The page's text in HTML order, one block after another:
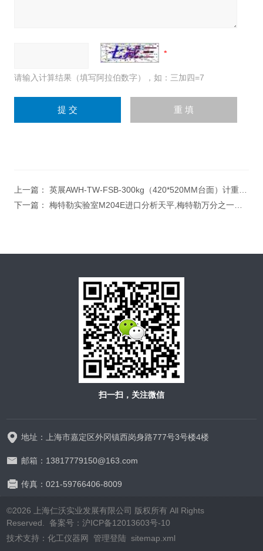
请输入计算结果（填写阿拉伯数字），如：三加四=7
上一篇： 英展AWH-TW-FSB-300kg（420*520MM台面）计重烧焊，三色报警，串联打印上海电子秤
下一篇： 梅特勒实验室M204E进口分析天平,梅特勒万分之一电子天平防爆天平
扫一扫，关注微信
地址：上海市嘉定区外冈镇西岗身路777号3号楼4楼
邮箱：13817779150@163.com
传真：021-59766406-8009
©2026 上海仁沃实业发展有限公司 版权所有 All Rights
Reserved. 备案号：沪ICP备12013603号-10
技术支持：化工仪器网 管理登陆 sitemap.xml